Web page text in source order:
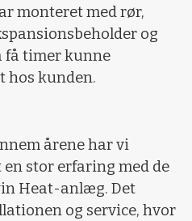
monteret med rør,
og
få timer kunne
hos kunden.
årene har vi
stor erfaring med de
Heat-anlæg. Det
og service, hvor